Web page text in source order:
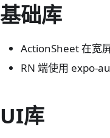
基础库
ActionSheet 在宽
RN 端使用 expo-
UI库